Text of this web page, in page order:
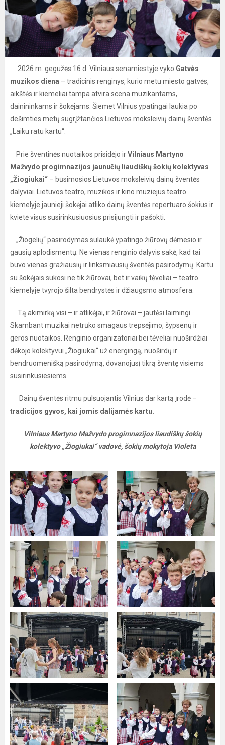
2026 m. gegužės 16 d. Vilniaus senamiestyje vyko Gatvės
muzikos diena – tradicinis renginys, kurio metu miesto gatvės,
aikštės ir kiemeliai tampa atvira scena muzikantams,
dainininkams ir šokėjams. Šiemet Vilnius ypatingai laukia po
dešimties metų sugrįžtančios Lietuvos moksleivių dainų šventės
„Laiku ratu kartu“.
Prie šventinės nuotaikos prisidėjo irVilniaus Martyno
Mažvydo progimnazijos jaunučių liaudiškų šokių kolektyvas
„Žiogiukai“ – būsimosios Lietuvos moksleivių dainų šventės
dalyviai. Lietuvos teatro, muzikos ir kino muziejus teatro
kiemelyje jaunieji šokėjai atliko dainų šventės repertuaro šokius ir
kvietė visus susirinkusiuosius prisijungti ir pašokti.
„Žiogelių“ pasirodymas sulaukė ypatingo žiūrovų dėmesio ir
gausių aplodismentų. Ne vienas renginio dalyvis sakė, kad tai
buvo vienas gražiausių ir linksmiausių šventės pasirodymų. Kartu
su šokėjais sukosi ne tik žiūrovai, bet ir vaikų tėveliai – teatro
kiemelyje tvyrojo šilta bendrystės ir džiaugsmo atmosfera.
Tą akimirką visi – ir atlikėjai, ir žiūrovai – jautėsi laimingi.
Skambant muzikai netrūko smagaus trepsėjimo, šypsenų ir
geros nuotaikos. Renginio organizatoriai bei tėveliai nuoširdžiai
dėkojo kolektyvui „Žiogiukai“ už energingą, nuoširdų ir
bendruomenišką pasirodymą, dovanojusį tikrą šventę visiems
susirinkusiesiems.
Dainų šventės ritmu pulsuojantis Vilnius dar kartą įrodė –
tradicijos gyvos, kai jomis dalijamės kartu.
Vilniaus Martyno Mažvydo progimnazijos liaudiškų šokių
kolektyvo „Žiogiukai“vadovė, šokių mokytoja Violeta